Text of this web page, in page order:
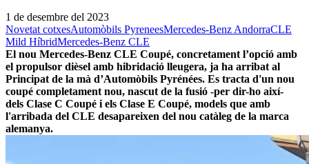
1 de desembre del 2023
Novetat cotxesAutomòbils PyreneesMercedes-Benz AndorraCLE
Mild HíbridMercedes-Benz CLE
El nou Mercedes-Benz CLE Coupé, concretament l’opció amb
el propulsor dièsel amb hibridació lleugera, ja ha arribat al
Principat de la mà d’Automòbils Pyrénées. Es tracta d'un nou
coupé completament nou, nascut de la fusió -per dir-ho així-
dels Clase C Coupé i els Clase E Coupé, models que amb
l'arribada del CLE desapareixen del nou catàleg de la marca
alemanya.